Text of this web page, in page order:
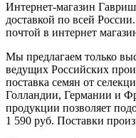
Интернет-магазин
доставкой по всей
почтой в интернет
Мы предлагаем только
ведущих Российских
поставка семян от
Голландии, Германии и
продукции позволяет
1 590 руб. Поставки